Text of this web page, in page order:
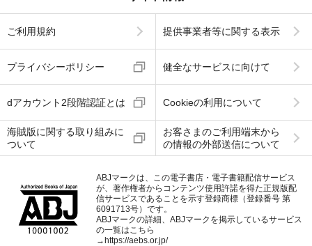
ご利用規約 提供事業者等に関する表示
プライバシーポリシー 健全なサービスに向けて
dアカウント2段階認証とは Cookieの利用について
海賊版に関する取り組みに
ついて
お客さまのご利用端末から
の情報の外部送信について
ABJマークは、この電子書店・電子書籍配信サービス
が、著作権者からコンテンツ使用許諾を得た正規版配
信サービスであることを示す登録商標（登録番号 第
6091713号）です。
ABJマークの詳細、ABJマークを掲示しているサービス
の一覧はこちら
→https://aebs.or.jp/